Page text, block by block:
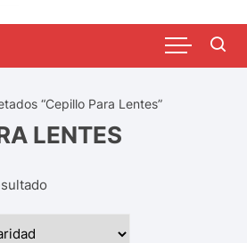
“Cepillo Para Lentes”
LENTES